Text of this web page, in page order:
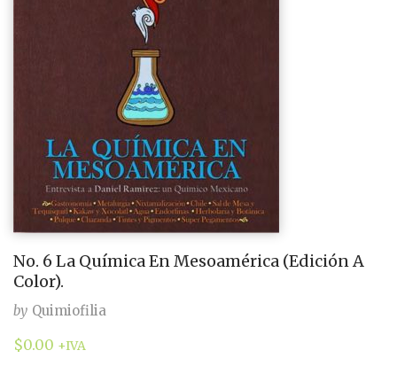
No. 6 La Química En Mesoamérica (Edición A
Color).
by Quimiofilia
$0.00 +IVA